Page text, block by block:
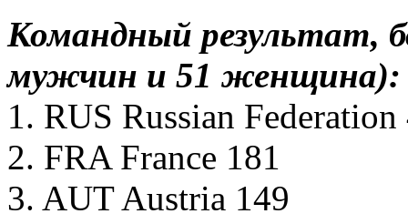
Командный результат,
мужчин и 51 женщина):
1. RUS Russian Federation
2. FRA France 181
3. AUT Austria 149